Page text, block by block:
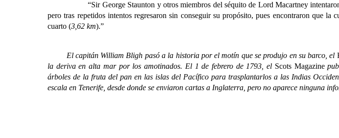
“Sir George Staunton y otros miembros del séquito de Lord Macartney intentaron
pero tras repetidos intentos regresaron sin conseguir su propósito, pues encontraron que
cuarto (3,62 km).”
El capitán William Bligh pasó a la historia por el motín que se produjo en su barco, el
la deriva en alta mar por los amotinados. El 1 de febrero de 1793, el Scots Magazine
árboles de la fruta del pan en las islas del Pacífico para trasplantarlos a las Indias
escala en Tenerife, desde donde se enviaron cartas a Inglaterra, pero no aparece ninguna